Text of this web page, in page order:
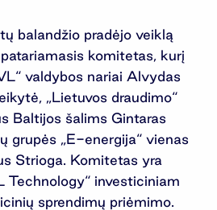
balandžio pradėjo veiklą
komitetas, kurį
valdybos nariai Alvydas
„Lietuvos draudimo“
Baltijos šalims Gintaras
grupės „E-energija“ vienas
Strioga. Komitetas yra
Technology“ investiciniam
sprendimų priėmimo.